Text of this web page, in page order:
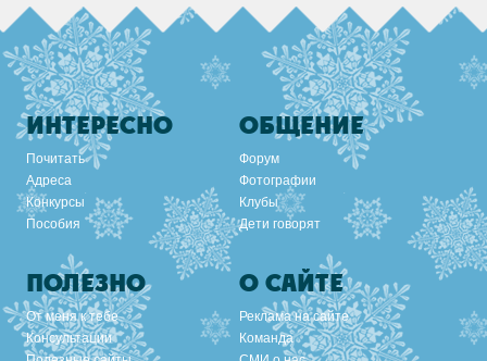
ИНТЕРЕСНО
Почитать
Адреса
Конкурсы
Пособия
ОБЩЕНИЕ
Форум
Фотографии
Клубы
Дети говорят
ПОЛЕЗНО
От меня к тебе
Консультации
О САЙТЕ
Реклама на сайте
Команда